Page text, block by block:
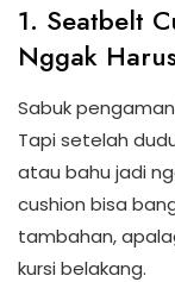
1. Seatbelt
Nggak
Sabuk
Tapi setelah
atau bahu jadi
cushion bisa
tambahan,
kursi belakang.